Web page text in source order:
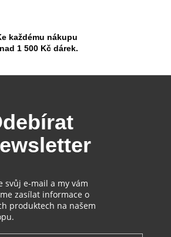
každému nákupu
nad 1 500 Kč dárek.
svůj e-mail a my vám
zasílat informace o
produktech na našem